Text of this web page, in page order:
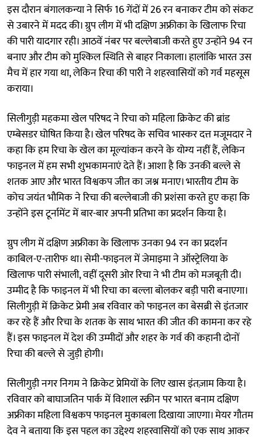
इस दौरान बंगालकन्या ने सिर्फ 16 गेंदों में 26 रन बनाकर टीम को संकट
से उबारने में मदद की। ग्रुप लीग में भी दक्षिण अफ्रीका के खिलाफ रिचा
की पारी यादगार रही। आठवें नंबर पर बल्लेबाजी करते हुए उन्होंने 94 रन
बनाए और टीम को मुश्किल स्थिति से बाहर निकाला। हालांकि भारत उस
मैच में हार गया था, लेकिन रिचा की पारी ने शहरवासियों को गर्व महसूस
कराया।
सिलीगुड़ी महकमा खेल परिषद ने रिचा को महिला क्रिकेट की ब्रांड
एम्बेसडर घोषित किया है। खेल परिषद के सचिव भास्कर दत्त मजूमदार ने
कहा कि हम रिचा के खेल का मूल्यांकन करने के योग्य नहीं हैं, लेकिन
फाइनल में हम सभी शुभकामनाएं देते हैं। आशा है कि उनकी बल्ले से
शतक आए और भारत विश्वकप जीत का जश्न मनाए। भारतीय टीम के
कोच जयंत भौमिक ने रिचा की बल्लेबाजी की प्रशंसा करते हुए कहा कि
उन्होंने इस टूर्नामेंट में बार-बार अपनी प्रतिभा का प्रदर्शन किया है।
ग्रुप लीग में दक्षिण अफ्रीका के खिलाफ उनका 94 रन का प्रदर्शन
काबिल-ए-तारीफ था। सेमी-फाइनल में जेमाइमा ने ऑस्ट्रेलिया के
खिलाफ पारी संभाली, वहीं दूसरी ओर रिचा ने भी टीम को मजबूती दी।
उम्मीद है कि फाइनल में भी रिचा का बल्ला बोलकर बड़ी पारी बनाएगा।
सिलीगुड़ी में क्रिकेट प्रेमी अब रविवार को फाइनल का बेसब्री से इंतजार
कर रहे हैं और रिचा के शतक के साथ भारत की जीत की कामना कर रहे
हैं। इस फाइनल में देश की उम्मीदों और शहर के गर्व की कहानी दोनों
रिचा की बल्ले से जुड़ी होगी।
सिलीगुड़ी नगर निगम ने क्रिकेट प्रेमियों के लिए खास इंतज़ाम किया है।
रविवार को बाघाजतिन पार्क में विशाल स्क्रीन पर भारत बनाम दक्षिण
अफ्रीका महिला विश्वकप फाइनल मुकाबला दिखाया जाएगा। मेयर गौतम
देव ने बताया कि इस पहल का उद्देश्य शहरवासियों को एक साथ आकर